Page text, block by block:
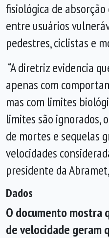
fisiológica de
entre usuários
pedestres, ciclistas e
“A diretriz evidencia
apenas com
mas com limites
limites são ignorados,
de mortes e sequelas
velocidades
presidente da
Dados
O documento mostra
de velocidade geram